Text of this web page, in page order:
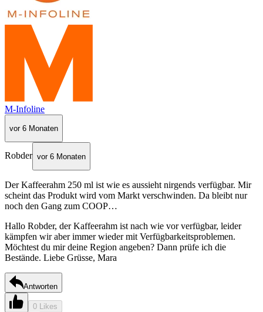
M-Infoline
vor 6 Monaten
Robder vor 6 Monaten
Der Kaffeerahm 250 ml ist wie es aussieht nirgends verfügbar. Mir
scheint das Produkt wird vom Markt verschwinden. Da bleibt nur
noch den Gang zum COOP…
Hallo Robder, der Kaffeerahm ist nach wie vor verfügbar, leider
kämpfen wir aber immer wieder mit Verfügbarkeitsproblemen.
Möchtest du mir deine Region angeben? Dann prüfe ich die
Bestände. Liebe Grüsse, Mara
Antworten
0 Likes